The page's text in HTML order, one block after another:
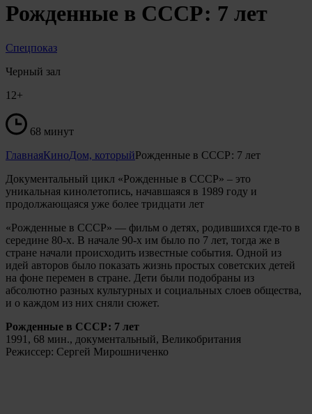
Рожденные в СССР: 7 лет
Спецпоказ
Черный зал
12+
68 минут
ГлавнаяКиноДом, которыйРожденные в СССР: 7 лет
Документальный цикл «Рожденные в СССР» – это
уникальная кинолетопись, начавшаяся в 1989 году и
продолжающаяся уже более тридцати лет
«Рожденные в СССР» — фильм о детях, родившихся где-то в
середине 80-х. В начале 90-х им было по 7 лет, тогда же в
стране начали происходить известные события. Одной из
идей авторов было показать жизнь простых советских детей
на фоне перемен в стране. Дети были подобраны из
абсолютно разных культурных и социальных слоев общества,
и о каждом из них сняли сюжет.
Рожденные в СССР: 7 лет
1991, 68 мин., документальный, Великобритания
Режиссер: Сергей Мирошниченко